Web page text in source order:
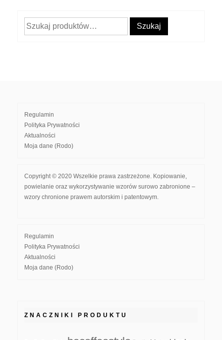
Szukaj: Szukaj
Regulamin
Polityka Prywatności
Aktualności
Moja dane (Rodo)
Copyright © 2020 Wszelkie prawa zastrzeżone. Kopiowanie,
powielanie oraz wykorzystywanie wzorów surowo zabronione –
wzory chronione prawem autorskim i patentowym.
Regulamin
Polityka Prywatności
Aktualności
Moja dane (Rodo)
ZNACZNIKI PRODUKTU